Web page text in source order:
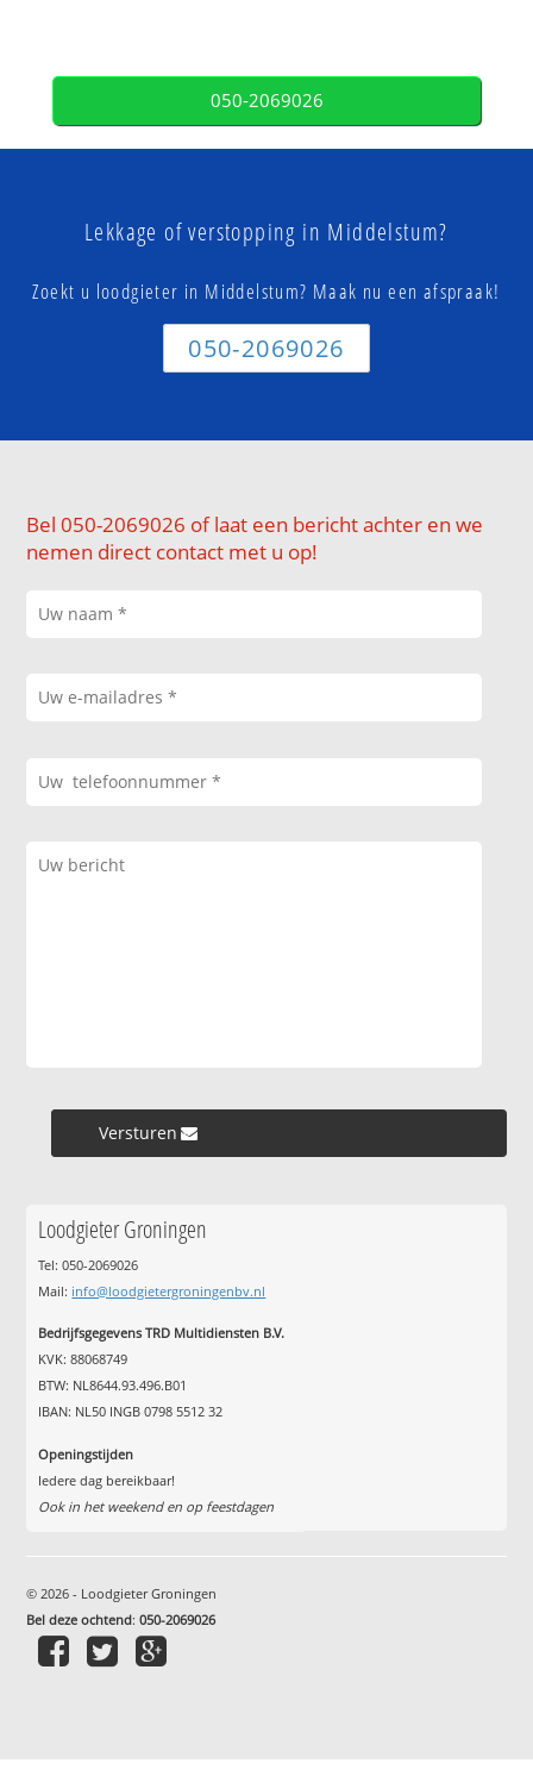
050-2069026
Lekkage of verstopping in Middelstum?
Zoekt u loodgieter in Middelstum? Maak nu een afspraak!
050-2069026
Bel 050-2069026 of laat een bericht achter en we
nemen direct contact met u op!
Versturen »
Loodgieter Groningen
Tel: 050-2069026
Mail: info@loodgietergroningenbv.nl
Bedrijfsgegevens TRD Multidiensten B.V.
KVK: 88068749
BTW: NL8644.93.496.B01
IBAN: NL50 INGB 0798 5512 32
Openingstijden
Iedere dag bereikbaar!
Ook in het weekend en op feestdagen
© 2026 - Loodgieter Groningen
Bel deze ochtend:050-2069026